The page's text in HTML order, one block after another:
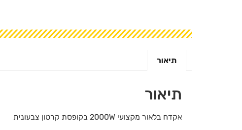
תיאור
תיאור
אקדח בלאור מקצועי 2000W בקופסת קרטון צבעונית